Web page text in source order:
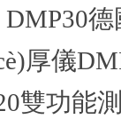
DMP30
厚儀
雙功能